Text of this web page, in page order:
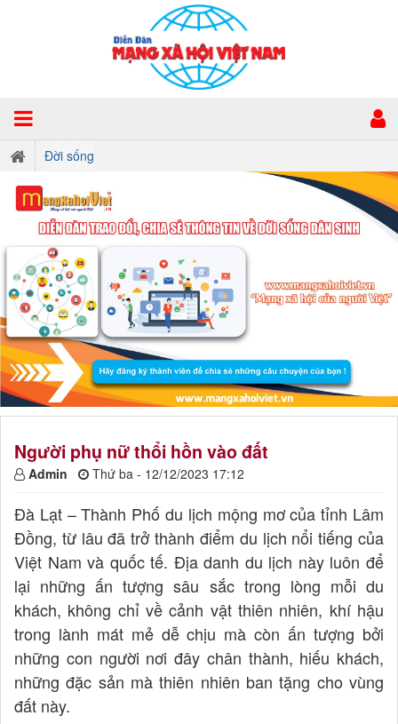
Đời sống
Người phụ nữ thổi hồn vào đất
Admin Thứ ba - 12/12/2023 17:12
Đà Lạt – Thành Phố du lịch mộng mơ của tỉnh Lâm
Đồng, từ lâu đã trở thành điểm du lịch nổi tiếng của
Việt Nam và quốc tế. Địa danh du lịch này luôn để
lại những ấn tượng sâu sắc trong lòng mỗi du
khách, không chỉ về cảnh vật thiên nhiên, khí hậu
trong lành mát mẻ dễ chịu mà còn ấn tượng bởi
những con người nơi đây chân thành, hiếu khách,
những đặc sản mà thiên nhiên ban tặng cho vùng
đất này.